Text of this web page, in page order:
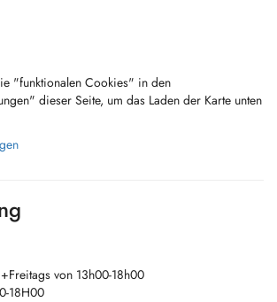
"funktionalen Cookies" in den
dieser Seite, um das Laden der Karte unten
von 13h00-18h00
18H00